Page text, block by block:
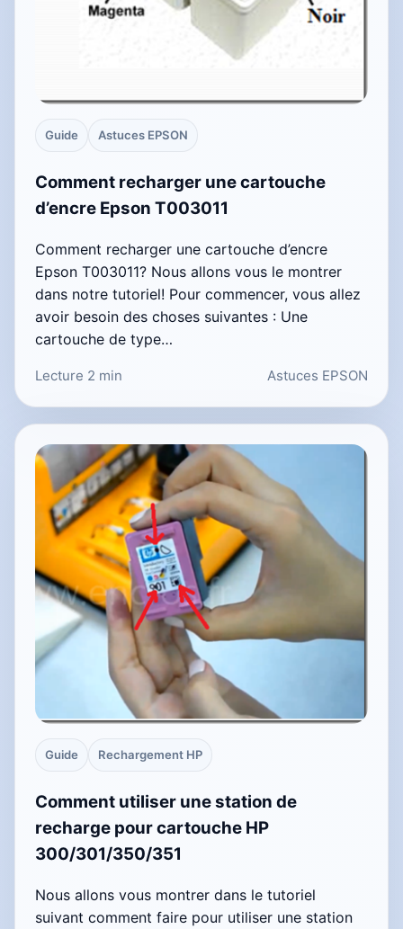
Guide Astuces EPSON
Comment recharger une cartouche
d’encre Epson T003011
Comment recharger une cartouche d’encre
Epson T003011? Nous allons vous le montrer
dans notre tutoriel! Pour commencer, vous allez
avoir besoin des choses suivantes : Une
cartouche de type…
Lecture 2 min Astuces EPSON
Guide Rechargement HP
Comment utiliser une station de
recharge pour cartouche HP
300/301/350/351
Nous allons vous montrer dans le tutoriel
suivant comment faire pour utiliser une station